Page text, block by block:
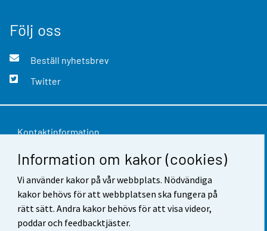
Information om kakor (cookies)
Vi använder kakor på vår webbplats. Nödvändiga
kakor behövs för att webbplatsen ska fungera på
rätt sätt. Andra kakor behövs för att visa videor,
poddar och feedbacktjäster.
Följ oss
Beställ nyhetsbrev
Twitter
Kontaktinformation
Respons
Användarvillkor
Dataskydd
Tillgänglighet